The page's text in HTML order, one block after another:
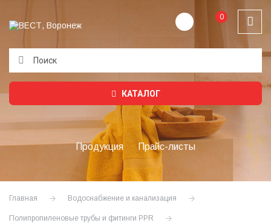
0
КАТАЛОГ
Продукция Прайс-листы
Главная Водоснабжение и канализация
Полипропиленовые трубы и фитинги PPR